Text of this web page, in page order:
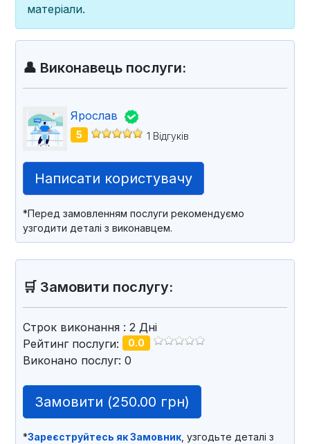
матеріали.
👤 Виконавець послуги:
Ярослав
5 1 Відгуків
Написати користувачу
*Перед замовленням послуги рекомендуємо
узгодити деталі з виконавцем.
🛒 Замовити послугу:
Строк виконання : 2 Дні
Рейтинг послуги:
0.0
Виконано послуг: 0
Замовити (250.00 грн)
*Зареєструйтесь як Замовник , узгодьте деталі з